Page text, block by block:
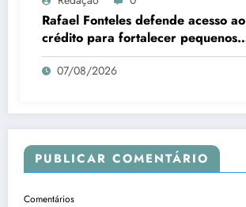
Rafael Fonteles defende acesso ao
crédito para fortalecer pequenos
negócios no Piauí
07/08/2026
PUBLICAR COMENTÁRIO
Comentários